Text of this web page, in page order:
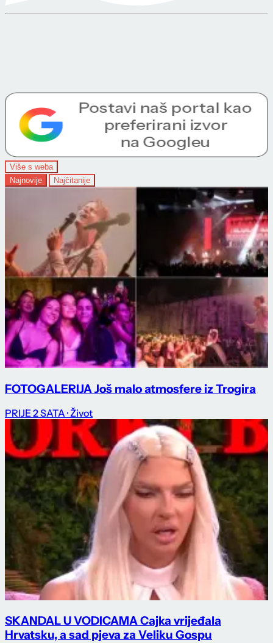
Više s weba
Najnovije
Najčitanije
FOTOGALERIJA Još malo atmosfere iz Trogira
PRIJE 2 SATA · Život
SKANDAL U VODICAMA Cajka vrijeđala
Hrvatsku, a sad pjeva za Veliku Gospu